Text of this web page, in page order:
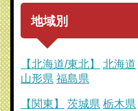
地域別
【北海道/東北】 北海道
山形県 福島県
【関東】 茨城県 栃木県